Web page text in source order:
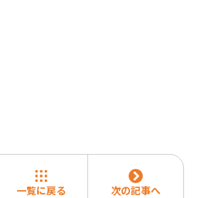
一覧に戻る 次の記事へ